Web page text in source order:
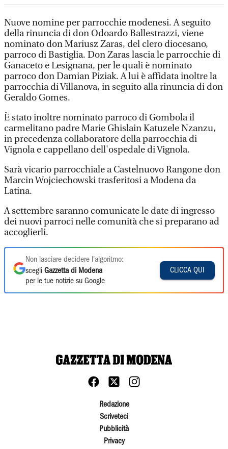
Nuove nomine per parrocchie modenesi. A seguito
della rinuncia di don Odoardo Ballestrazzi, viene
nominato don Mariusz Zaras, del clero diocesano,
parroco di Bastiglia. Don Zaras lascia le parrocchie di
Ganaceto e Lesignana, per le quali è nominato
parroco don Damian Piziak. A lui è affidata inoltre la
parrocchia di Villanova, in seguito alla rinuncia di don
Geraldo Gomes.
È stato inoltre nominato parroco di Gombola il
carmelitano padre Marie Ghislain Katuzele Nzanzu,
in precedenza collaboratore della parrocchia di
Vignola e cappellano dell'ospedale di Vignola.
Sarà vicario parrocchiale a Castelnuovo Rangone don
Marcin Wojciechowski trasferitosi a Modena da
Latina.
A settembre saranno comunicate le date di ingresso
dei nuovi parroci nelle comunità che si preparano ad
accoglierli.
Non lasciare decidere l'algoritmo:
scegli Gazzetta di Modena
per le tue notizie su Google
CLICCA QUI
Redazione
Scriveteci
Pubblicità
Privacy